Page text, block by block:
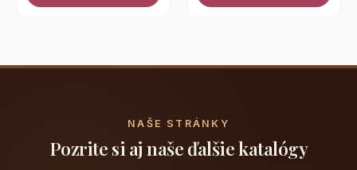
NAŠE STRÁNKY
Pozrite si aj naše ďalšie katalógy